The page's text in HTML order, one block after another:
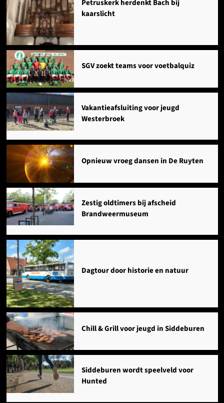
Petruskerk herdenkt Bach bij
kaarslicht
SGV zoekt teams voor voetbalquiz
Vakantieafsluiting voor jeugd
Westerbroek
Opnieuw vroeg dansen in De Ruyten
Zestig oldtimers bij afscheid
Brandweermuseum
Dagtour door historie en natuur
Chill & Grill voor jeugd in Siddeburen
Siddeburen wordt speelveld voor
Hunted